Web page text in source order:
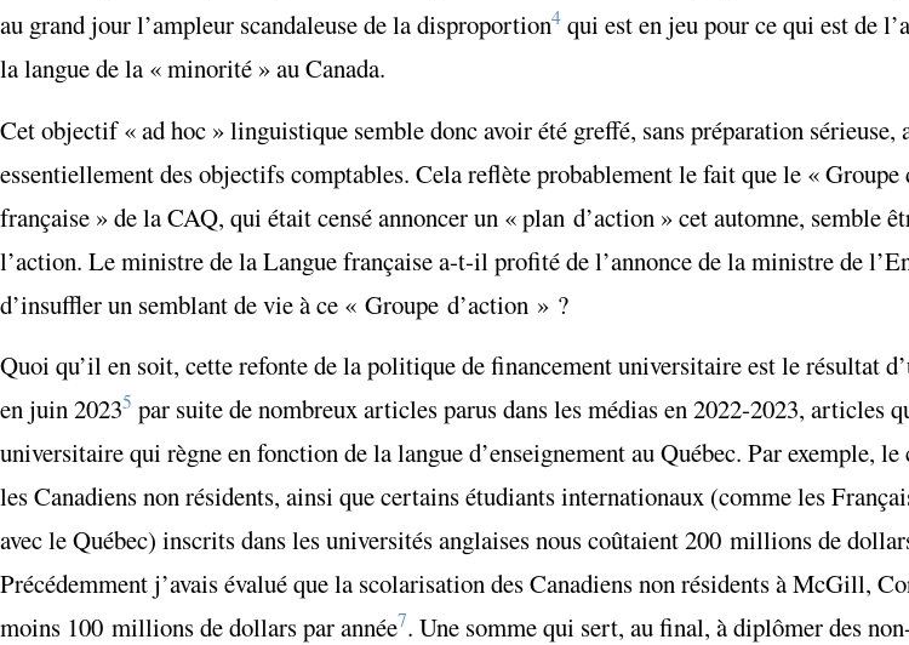
au grand jour l’ampleur scandaleuse de la disproportion4 qui est en jeu pour ce qui est de
la langue de la « minorité » au Canada.
Cet objectif « ad hoc » linguistique semble donc avoir été greffé, sans préparation
essentiellement des objectifs comptables. Cela reflète probablement le fait que le « Groupe
française » de la CAQ, qui était censé annoncer un « plan d’action » cet automne, semble
l’action. Le ministre de la Langue française a-t-il profité de l’annonce de la ministre de
d’insuffler un semblant de vie à ce « Groupe d’action » ?
Quoi qu’il en soit, cette refonte de la politique de financement universitaire est le résultat
en juin 20235 par suite de nombreux articles parus dans les médias en 2022-2023,
universitaire qui règne en fonction de la langue d’enseignement au Québec. Par exemple,
les Canadiens non résidents, ainsi que certains étudiants internationaux (comme les
avec le Québec) inscrits dans les universités anglaises nous coûtaient 200 millions de
Précédemment j’avais évalué que la scolarisation des Canadiens non résidents à McGill,
moins 100 millions de dollars par année7. Une somme qui sert, au final, à diplômer des